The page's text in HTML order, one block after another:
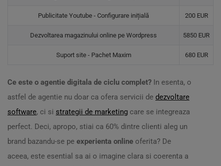
Publicitate Youtube - Configurare inițială 200 EUR
Dezvoltarea magazinului online pe Wordpress 5850 EUR
Suport site - Pachet Maxim 680 EUR
Ce este o agentie digitala de ciclu complet? In esenta, o
astfel de agentie nu doar ca ofera servicii de dezvoltare
software, ci si strategii de marketing care se integreaza
perfect. Deci, apropo, stiai ca 60% dintre clienti aleg un
brand bazandu-se pe experienta online oferita? De
aceea, este esential sa ai o imagine clara si coerenta a